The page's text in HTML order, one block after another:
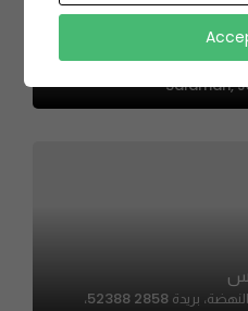
6898 Abdul Rahman
Salamah,
8285 طريق عثمان بن عفان، حي النهضة، بريدة 52388 2858،